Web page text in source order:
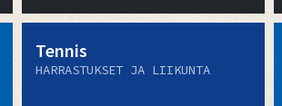
Tennis
HARRASTUKSET JA LIIKUNTA